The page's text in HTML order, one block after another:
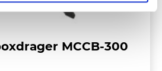
MCCB-300